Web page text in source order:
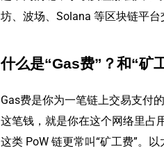
坊、波场、Solana 等区块链平台
什么是“Gas费”？和“矿
Gas费是你为一笔链上交易支付
这笔钱，就是你在这个网络里占
这类 PoW 链更常叫“矿工费”。